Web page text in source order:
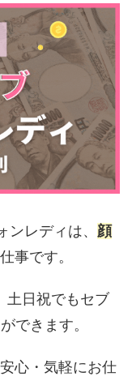
レディは、 顔
事です。
土日祝でもセブ
できます。
心・気軽にお仕